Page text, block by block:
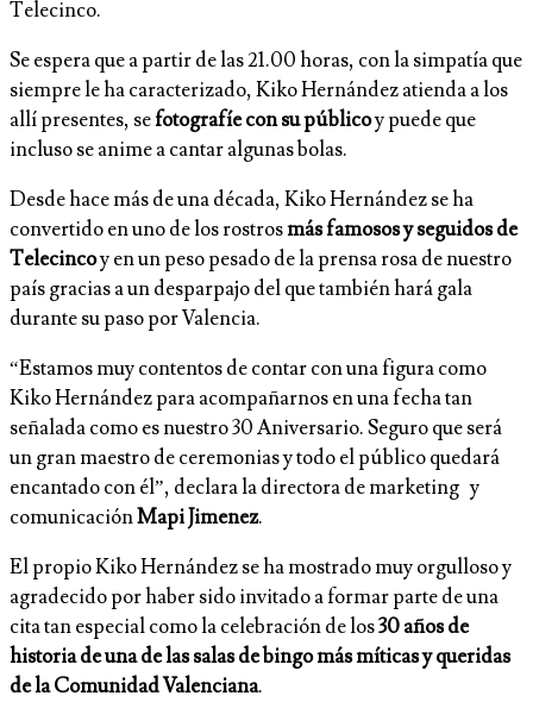
Telecinco.
Se espera que a partir de las 21.00 horas, con la simpatía que
siempre le ha caracterizado, Kiko Hernández atienda a los
allí presentes, sefotografíe con su públicoy puede que
incluso se anime a cantar algunas bolas.
Desde hace más de una década, Kiko Hernández se ha
convertido en uno de los rostrosmás famosos y seguidos de
Telecincoy en un peso pesado de la prensa rosa de nuestro
país gracias a un desparpajo del que también hará gala
durante su paso por Valencia.
“Estamos muy contentos de contar con una figura como
Kiko Hernández para acompañarnos en una fecha tan
señalada como es nuestro 30 Aniversario. Seguro que será
un gran maestro de ceremonias y todo el público quedará
encantado con él”, declara la directora de marketing y
comunicaciónMapi Jimenez.
El propio Kiko Hernández se ha mostrado muy orgulloso y
agradecido por haber sido invitado a formar parte de una
cita tan especial como la celebración de los30 años de
historia de una de las salas de bingo más míticas y queridas
de la Comunidad Valenciana.